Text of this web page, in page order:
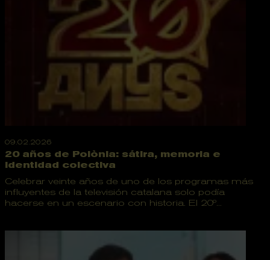
09.02.2026
20 años de Polònia: sátira, memoria e
identidad colectiva
Celebrar veinte años de uno de los programas más
influyentes de la televisión catalana solo podía
hacerse en un escenario con historia. El 20º...